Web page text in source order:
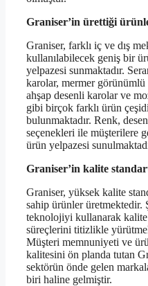
Graniser’in ürettiği
Graniser, farklı iç ve dış
kullanılabilecek geniş bir
yelpazesi sunmaktadır.
karolar, mermer görünümlü
ahşap desenli karolar ve
gibi birçok farklı ürün çeşidi
bulunmaktadır. Renk,
seçenekleri ile müşterilere
ürün yelpazesi
Graniser’in kalite
Graniser, yüksek kalite
sahip ürünler üretmektedir.
teknolojiyi kullanarak
süreçlerini titizlikle
Müşteri memnuniyeti ve
kalitesini ön planda tutan
sektörün önde gelen
biri haline gelmiştir.